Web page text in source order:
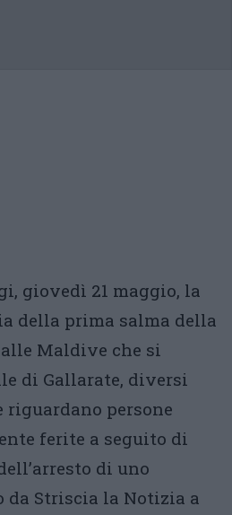
giovedì 21 maggio, la
della prima salma della
Maldive che si
di Gallarate, diversi
persone
ferite a seguito di
di uno
da Striscia la Notizia a